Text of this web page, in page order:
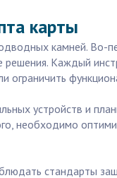
карты
камней. Во-
решения. Каждый
устройств и
необходимо
стандарты